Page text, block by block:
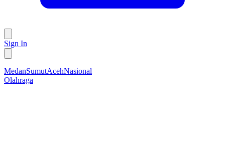
Sign In
MedanSumutAcehNasional
Olahraga